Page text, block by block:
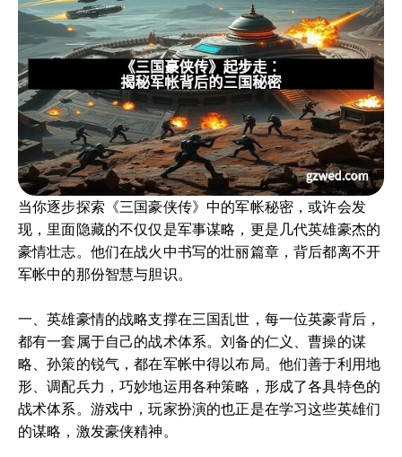
当你逐步探索《三国豪侠传》中的军帐秘密，或许会发
现，里面隐藏的不仅仅是军事谋略，更是几代英雄豪杰的
豪情壮志。他们在战火中书写的壮丽篇章，背后都离不开
军帐中的那份智慧与胆识。
一、英雄豪情的战略支撑在三国乱世，每一位英豪背后，
都有一套属于自己的战术体系。刘备的仁义、曹操的谋
略、孙策的锐气，都在军帐中得以布局。他们善于利用地
形、调配兵力，巧妙地运用各种策略，形成了各具特色的
战术体系。游戏中，玩家扮演的也正是在学习这些英雄们
的谋略，激发豪侠精神。